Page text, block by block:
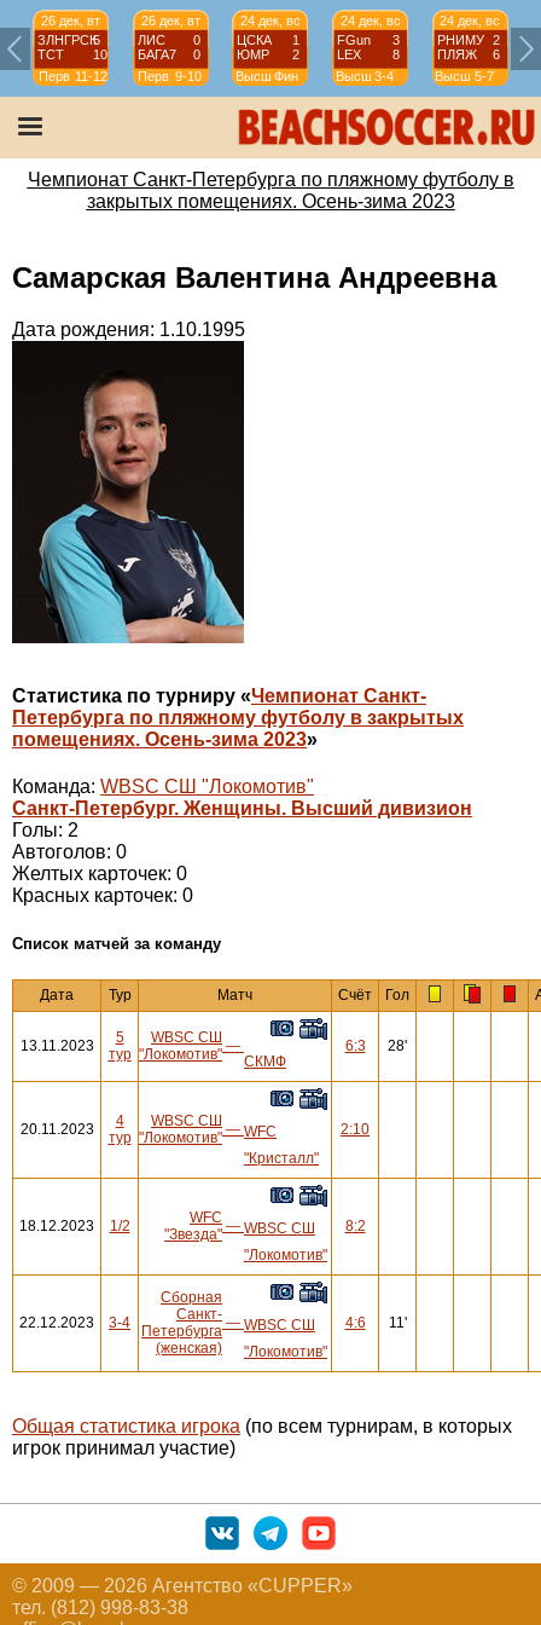
26 дек, вт
ЗЛНГРСК5
ТСТ
10
Перв 11-12
26 дек, вт
ЛИС
0
БАГА7
0
Перв 9-10
24 дек, вс
ЦСКА
1
ЮМР
2
Высш Фин
24 дек, вс
FGun
3
LEX
8
Высш 3-4
24 дек, вс
РНИМУ
2
ПЛЯЖ
6
Высш 5-7
Чемпионат Санкт-Петербурга по пляжному футболу в
закрытых помещениях. Осень-зима 2023
Самарская Валентина Андреевна
Дата рождения: 1.10.1995
Статистика по турниру «Чемпионат Санкт-
Петербурга по пляжному футболу в закрытых
помещениях. Осень-зима 2023»
Команда: WBSC СШ "Локомотив"
Санкт-Петербург. Женщины. Высший дивизион
Голы: 2
Автоголов: 0
Желтых карточек: 0
Красных карточек: 0
Cписок матчей за команду
Дата Тур Матч Счёт Гол
13.11.2023
5
тур
WBSC СШ
"Локомотив" —
СКМФ
6:3 28'
20.11.2023
4
тур
WBSC СШ
"Локомотив" — WFC
"Кристалл"
2:10
18.12.2023 1/2
WFC
"Звезда" — WBSC СШ
"Локомотив"
8:2
22.12.2023 3-4
Сборная
Санкт-
Петербурга
(женская)
— WBSC СШ
"Локомотив"
4:6 11'
Общая статистика игрока (по всем турнирам, в которых
игрок принимал участие)
© 2009 — 2026 Агентство «CUPPER»
тел. (812) 998-83-38